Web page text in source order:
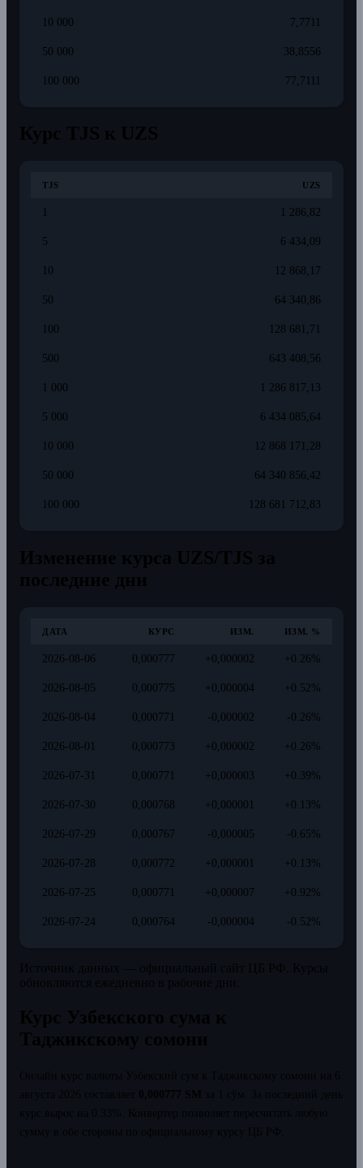
10 000 7,7711
50 000 38,8556
100 000 77,7111
TJS UZS
1 286,82
5 6 434,09
10 12 868,17
50 64 340,86
100 128 681,71
500 643 408,56
1 000 1 286 817,13
5 000 6 434 085,64
10 000 12 868 171,28
50 000 64 340 856,42
100 000 128 681 712,83
ДАТА КУРС ИЗМ. ИЗМ. %
2026-08-06 0,000777 +0,000002 +0.26%
2026-08-05 0,000775 +0,000004 +0.52%
2026-08-04 0,000771 -0,000002 -0.26%
2026-08-01 0,000773 +0,000002 +0.26%
2026-07-31 0,000771 +0,000003 +0.39%
2026-07-30 0,000768 +0,000001 +0.13%
2026-07-29 0,000767 -0,000005 -0.65%
2026-07-28 0,000772 +0,000001 +0.13%
2026-07-25 0,000771 +0,000007 +0.92%
2026-07-24 0,000764 -0,000004 -0.52%